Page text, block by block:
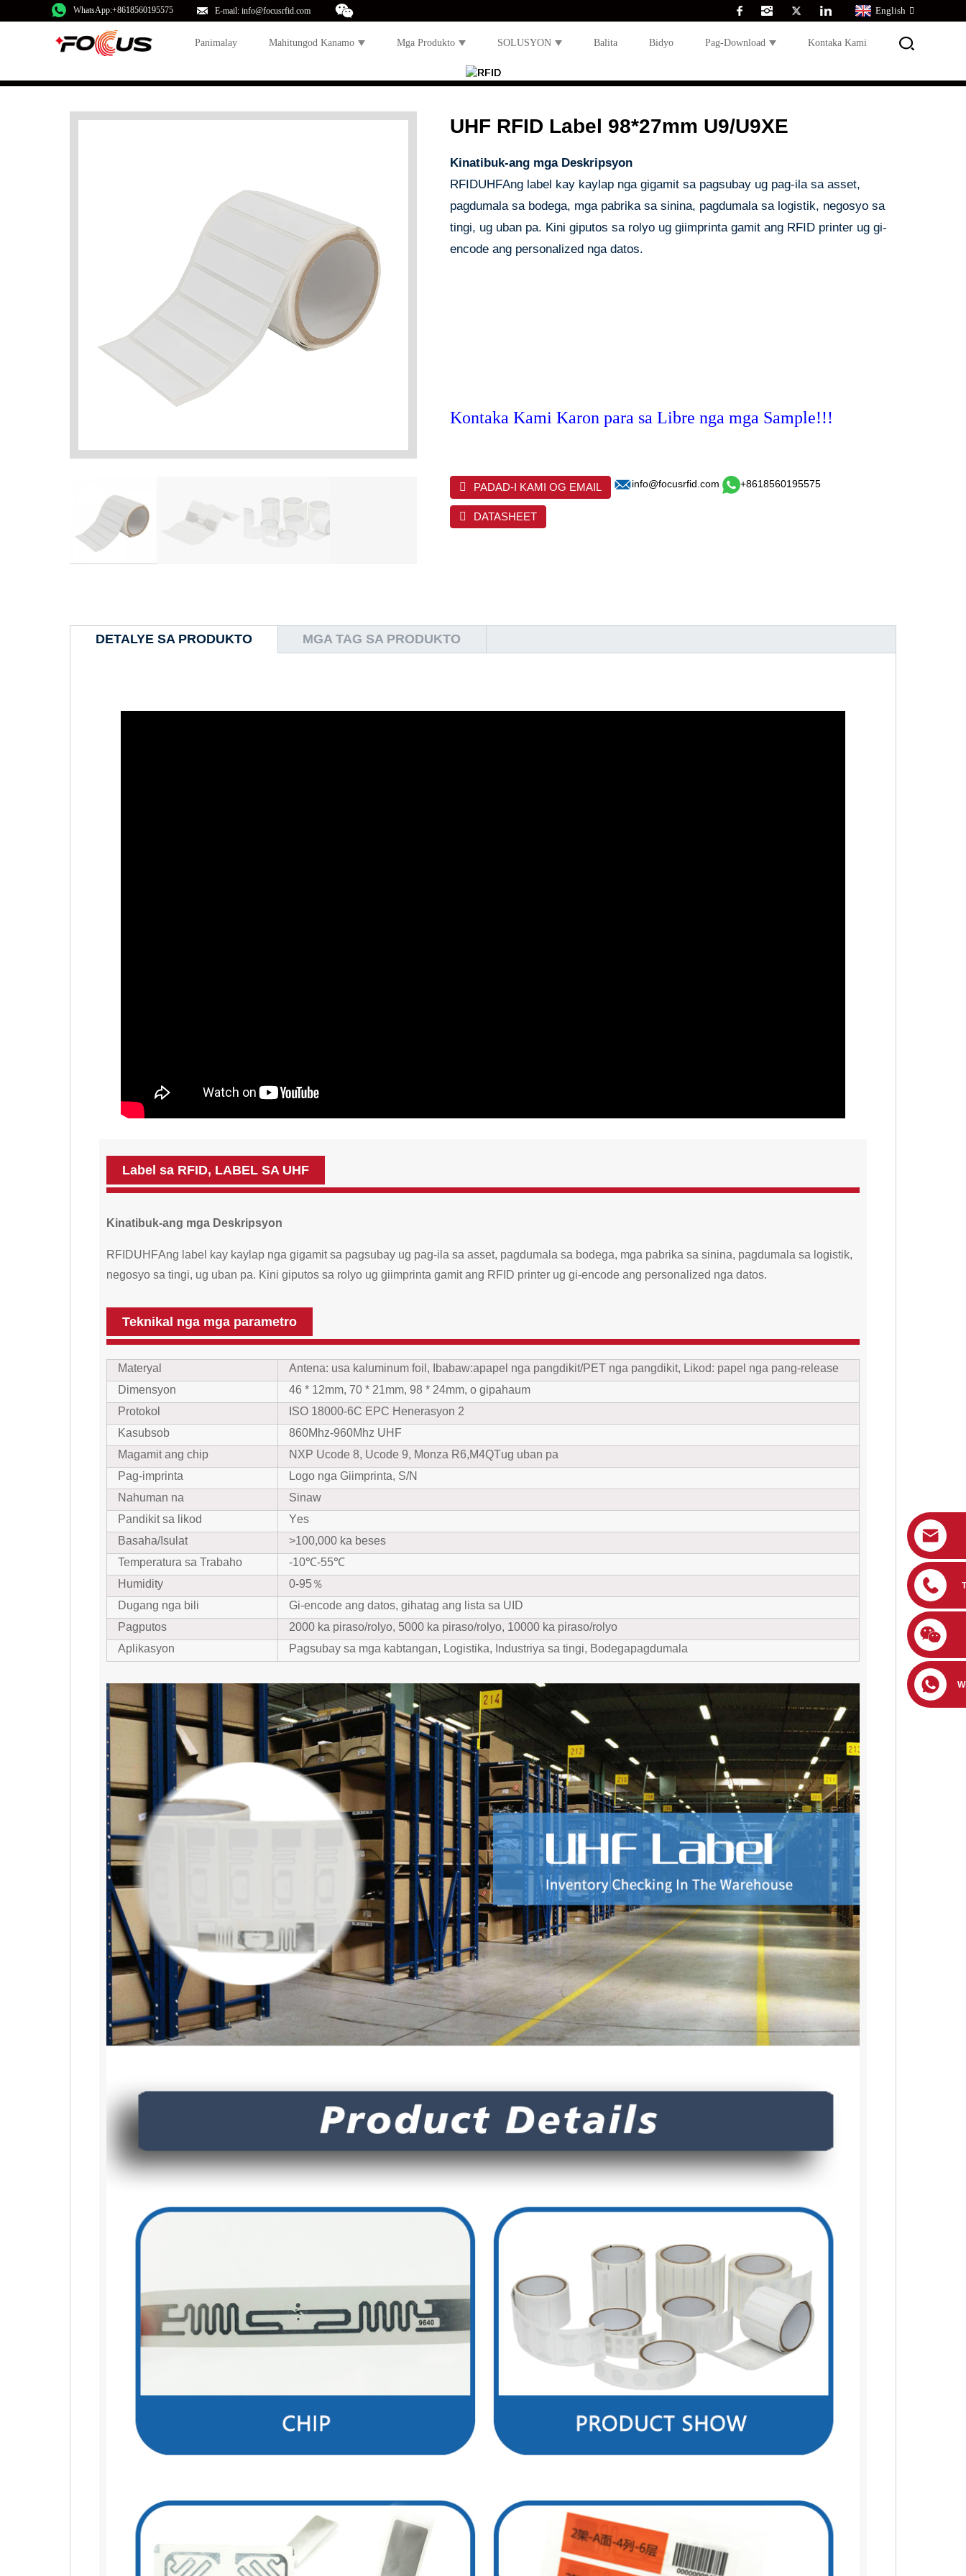
WhatsApp:+8618560195575 E-mail: info@focusrfid.com English
Panimalay Mahitungod Kanamo Mga Produkto SOLUSYON Balita Bidyo Pag-Download Kontaka Kami
UHF RFID Label 98*27mm U9/U9XE
Kinatibuk-ang mga Deskripsyon
RFIDUHFAng label kay kaylap nga gigamit sa pagsubay ug pag-ila sa asset,
pagdumala sa bodega, mga pabrika sa sinina, pagdumala sa logistik, negosyo sa
tingi, ug uban pa. Kini giputos sa rolyo ug giimprinta gamit ang RFID printer ug gi-
encode ang personalized nga datos.
Kontaka Kami Karon para sa Libre nga mga Sample!!!
PADAD-I KAMI OG EMAIL info@focusrfid.com +8618560195575
DATASHEET
DETALYE SA PRODUKTO MGA TAG SA PRODUKTO
Label sa RFID, LABEL SA UHF
Kinatibuk-ang mga Deskripsyon
RFIDUHFAng label kay kaylap nga gigamit sa pagsubay ug pag-ila sa asset, pagdumala sa bodega, mga pabrika sa sinina, pagdumala sa logistik,
negosyo sa tingi, ug uban pa. Kini giputos sa rolyo ug giimprinta gamit ang RFID printer ug gi-encode ang personalized nga datos.
Teknikal nga mga parametro
Materyal Antena: usa ka luminum foil, Ibabaw:apapel nga pangdikit/PET nga pangdikit, Likod: papel nga pang-release
Dimensyon
46 * 12mm, 70 * 21mm, 98 * 24mm, o gipahaum
Protokol
ISO 18000-6C EPC Henerasyon 2
Kasubsob
860Mhz-960Mhz UHF
Magamit ang chip
NXP Ucode 8, Ucode 9, Monza R6,M4QTug uban pa
Pag-imprinta
Logo nga Giimprinta, S/N
Nahuman na
Sinaw
Pandikit sa likod
Yes
Basaha/Isulat
>100,000 ka beses
Temperatura sa Trabaho
-10℃-55℃
Humidity
0-95％
Dugang nga bili
Gi-encode ang datos, gihatag ang lista sa UID
Pagputos
2000 ka piraso/rolyo, 5000 ka piraso/rolyo, 10000 ka piraso/rolyo
Aplikasyon
Pagsubay sa mga kabtangan, Logistika, Industriya sa tingi, Bodegapagdumala